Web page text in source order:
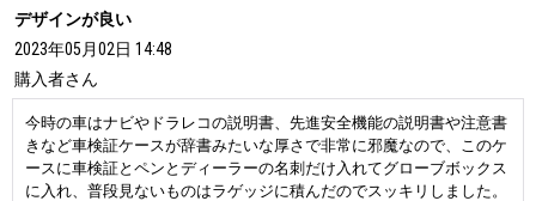
デザインが良い
2023年05月02日 14:48
購入者さん
今時の車はナビやドラレコの説明書、先進安全機能の説明書や注意書
きなど車検証ケースが辞書みたいな厚さで非常に邪魔なので、このケ
ースに車検証とペンとディーラーの名刺だけ入れてグローブボックス
に入れ、普段見ないものはラゲッジに積んだのでスッキリしました。